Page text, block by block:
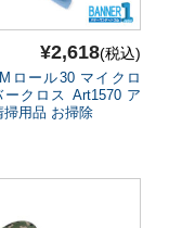
¥2,618(税込)
ロール30 マイクロ
ークロス Art1570 ア
掃用品 お掃除